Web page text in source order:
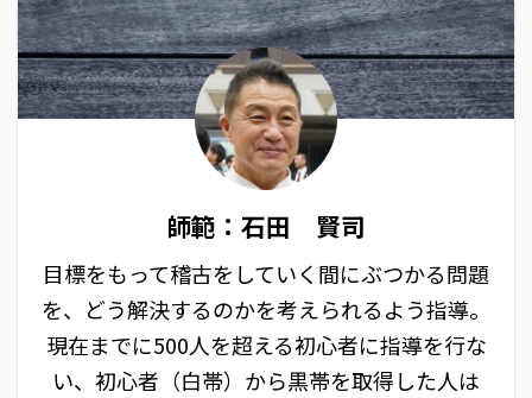
師範：石田 賢司
目標をもって稽古をしていく間にぶつかる問題
を、どう解決するのかを考えられるよう指導。
現在までに500人を超える初心者に指導を行な
い、初心者（白帯）から黒帯を取得した人は